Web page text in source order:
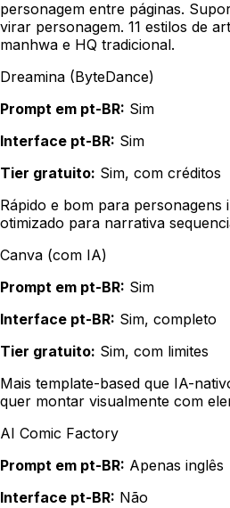
personagem entre páginas.
virar personagem. 11 estilos de
manhwa e HQ tradicional.
Dreamina (ByteDance)
Prompt em pt-BR: Sim
Interface pt-BR: Sim
Tier gratuito: Sim, com créditos
Rápido e bom para personagens
otimizado para narrativa
Canva (com IA)
Prompt em pt-BR: Sim
Interface pt-BR: Sim, completo
Tier gratuito: Sim, com limites
Mais template-based que IA-
quer montar visualmente com
AI Comic Factory
Prompt em pt-BR: Apenas inglês
Interface pt-BR: Não